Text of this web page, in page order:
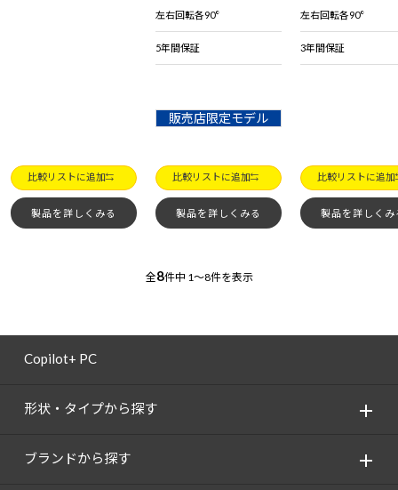
比較リストに追加
製品を詳しくみる
左右回転各90°
5年間保証
販売店限定モデル
比較リストに追加
製品を詳しくみる
左右回転各90°
3年間保証
比較リストに追加
製品を詳しくみ
全8件中 1～8件を表示
Copilot+ PC
形状・タイプから探す
ブランドから探す